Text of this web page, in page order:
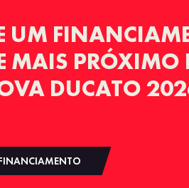
UM
MAIS PRÓXIMO
DUCATO